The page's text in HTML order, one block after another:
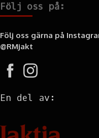
Följ oss på:
Följ oss gärna på
@RMjakt
En del av: